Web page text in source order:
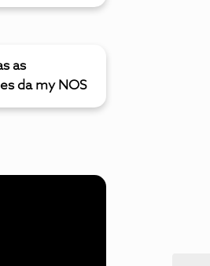
as
da my NOS